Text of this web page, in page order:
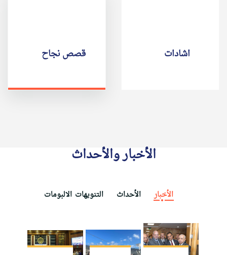
اشادات قصص نجاح
الأخبار والأحداث
الأخبار الأحداث التنويهات الالبومات